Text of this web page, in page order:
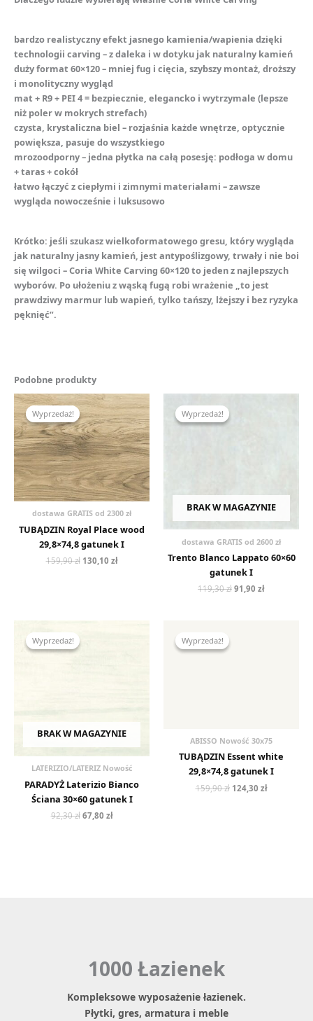
bardzo realistyczny efekt jasnego kamienia/wapienia dzięki
technologii carving – z daleka i w dotyku jak naturalny kamień
duży format 60×120 – mniej fug i cięcia, szybszy montaż, droższy
i monolityczny wygląd
mat + R9 + PEI 4 = bezpiecznie, elegancko i wytrzymale (lepsze
niż poler w mokrych strefach)
czysta, krystaliczna biel – rozjaśnia każde wnętrze, optycznie
powiększa, pasuje do wszystkiego
mrozoodporny – jedna płytka na całą posesję: podłoga w domu
+ taras + cokół
łatwo łączyć z ciepłymi i zimnymi materiałami – zawsze
wygląda nowocześnie i luksusowo
Krótko: jeśli szukasz wielkoformatowego gresu, który wygląda
jak naturalny jasny kamień, jest antypoślizgowy, trwały i nie boi
się wilgoci – Coria White Carving 60×120 to jeden z najlepszych
wyborów. Po ułożeniu z wąską fugą robi wrażenie „to jest
prawdziwy marmur lub wapień, tylko tańszy, lżejszy i bez ryzyka
pęknięć”.
Podobne produkty
Wyprzedaż!
Wyprzedaż!
dostawa GRATIS od 2300 zł
TUBĄDZIN Royal Place wood
29,8×74,8 gatunek I
159,90zł
Pierwotna
cena
wynosiła:
159,90 zł.
130,10 zł
Aktualna
cena
wynosi:
130,10 zł.
Wyprzedaż!
BRAK W MAGAZYNIE
Wyprzedaż!
dostawa GRATIS od 2600 zł
Trento Blanco Lappato 60×60
gatunek I
119,30zł 91,90 zł
Wyprzedaż!
BRAK W MAGAZYNIE
Wyprzedaż!
LATERIZIO/LATERIZ Nowość
PARADYŻ Laterizio Bianco
Ściana 30×60 gatunek I
92,30zł 67,80 zł
Wyprzedaż!
Wyprzedaż!
ABISSO Nowość 30x75
TUBĄDZIN Essent white
29,8×74,8 gatunek I
159,90zł 124,30 zł
1000 Łazienek
Kompleksowe wyposażenie łazienek.
Płytki, gres, armatura i meble